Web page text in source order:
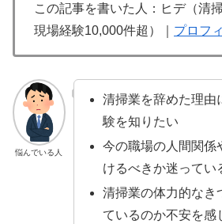
この記事を書いた人：ヒデ（清
現場経験10,000件超）｜ プロフ
悩んでいる人
清掃業を辞めた理由
験を知りたい
今の職場の人間関係
けるべきか迷ってい
清掃業の体力的なき
ているのか不安を感